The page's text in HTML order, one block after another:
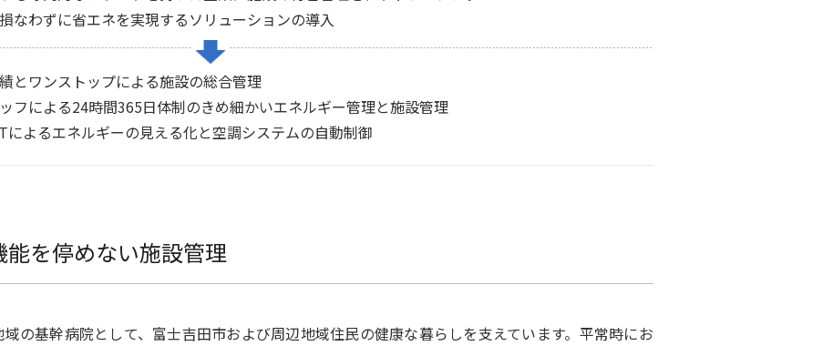
なわずに省エネを実現するソリューションの導入
とワンストップによる施設の総合管理
フによる24時間365日体制のきめ細かいエネルギー管理と施設管理
によるエネルギーの見える化と空調システムの自動制御
を停めない施設管理
の基幹病院として、富士吉田市および周辺地域住民の健康な暮らしを支えています。平常時にお